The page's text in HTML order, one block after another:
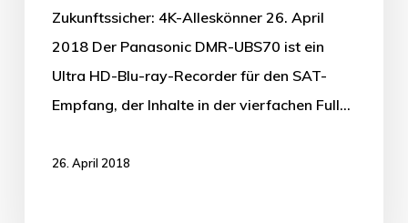
Zukunftssicher: 4K-Alleskönner 26. April
2018 Der Panasonic DMR-UBS70 ist ein
Ultra HD-Blu-ray-Recorder für den SAT-
Empfang, der Inhalte in der vierfachen Full…
26. April 2018